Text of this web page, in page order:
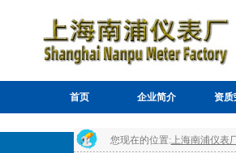
首页 企业简介 资质
您现在的位置:上海南浦仪表